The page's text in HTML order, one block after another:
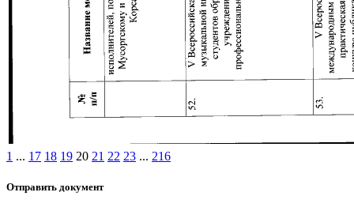
1 ... 17 18 19 20 21 22 23 ... 216
Отправить документ